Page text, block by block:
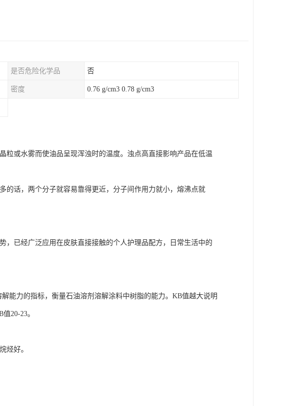
是否危险化学品 否
密度 0.76 g/cm3 0.78 g/cm3
粒或水雾而使油品呈现浑浊时的温度。浊点高直接影响产品在低温
的话，两个分子就容易靠得更近，分子间作用力就小，熔沸点就
，已经广泛应用在皮肤直接接触的个人护理品配方，日常生活中的
能力的指标，衡量石油溶剂溶解涂料中树脂的能力。KB值越大说明
20-23。
烃好。